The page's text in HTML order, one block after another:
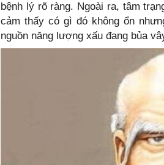
bệnh lý rõ ràng. Ngoài ra, tâm
cảm thấy có gì đó không ổn
nguồn năng lượng xấu đang bủa